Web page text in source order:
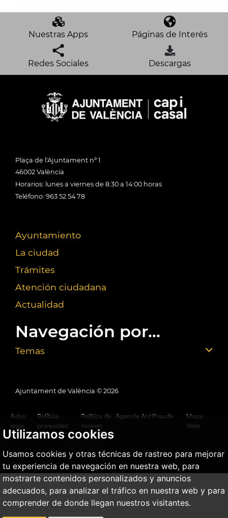
Utilizamos cookies
Usamos cookies y otras técnicas de rastreo para mejorar
tu experiencia de navegación en nuestra web, para
mostrarte contenidos personalizados y anuncios
adecuados, para analizar el tráfico en nuestra web y para
comprender de donde llegan nuestros visitantes.
Nuestras Apps Páginas de Interés
Redes Sociales Descargas
Plaça de l'Ajuntament nº 1
46002 València
Horarios: lunes a viernes de 8:30 a 14:00 horas
Teléfono: 963 52 54 78
Ayuntamiento
La ciudad
Trámites
Atención ciudadana
Actualidad
Navegación por...
Temas
Ajuntament de València © 2026
Aviso
legal
Política
privacidad
Política de
cookies
Agencia Antifraude
Mapa
Web